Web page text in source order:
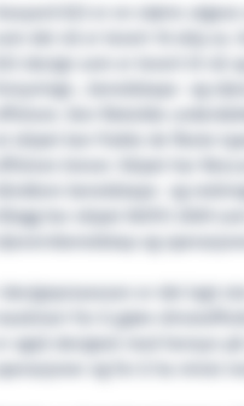
Havyard 833 er en større
som det nå er levert 16 skip
833 design som er levert til nå
forsynings-, beredskaps- og
offshore. Den fleksible
at skipet kan frakte de fleste
offshore krever. Skipet har
håndtere beredskaps- og
tillegg har skipet NOFO 2009
oljevernberedskap og
I designprosessen er det lagt
maskineri for å gjøre
er også designet med hensyn
operasjoner og for å ha minst